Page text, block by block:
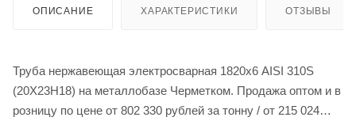
ОПИСАНИЕ ХАРАКТЕРИСТИКИ ОТЗЫВЫ
Труба нержавеющая электросварная 1820х6 AISI 310S
(20Х23Н18) на металлобазе Черметком. Продажа оптом и в
розницу по цене от 802 330 рублей за тонну / от 215 024